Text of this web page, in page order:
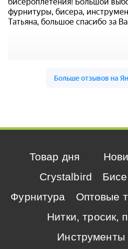
Товар дня
Crystalbird
Фурнитура
Оптовые
Нитки, тросик,
Инструменты